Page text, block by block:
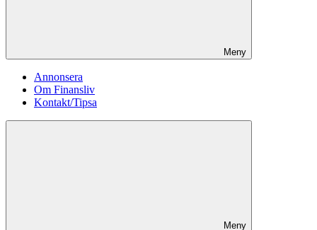
Meny
Annonsera
Om Finansliv
Kontakt/Tipsa
Meny